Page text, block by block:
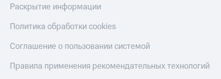
Раскрытие информации
Политика обработки cookies
Соглашение о пользовании системой
Правила применения рекомендательных технологий